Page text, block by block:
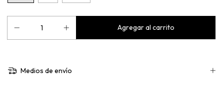
Medios de envío